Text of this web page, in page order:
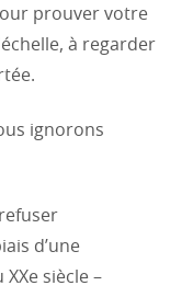
prouver votre
à regarder
ignorons
d’une
siècle –